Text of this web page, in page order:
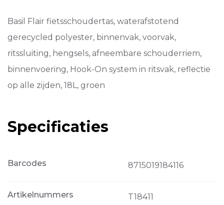
Basil Flair fietsschoudertas, waterafstotend
gerecycled polyester, binnenvak, voorvak,
ritssluiting, hengsels, afneembare schouderriem,
binnenvoering, Hook-On system in ritsvak, reflectie
op alle zijden, 18L, groen
Specificaties
Barcodes 8715019184116
Artikelnummers T18411